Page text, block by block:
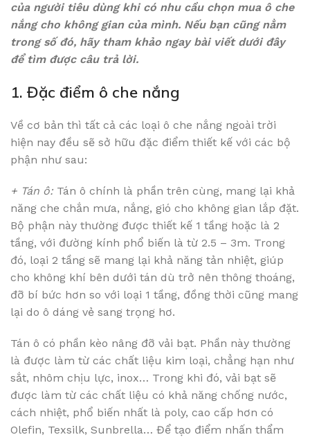
của người tiêu dùng khi có nhu cầu chọn mua ô che
nắng cho không gian của mình. Nếu bạn cũng nằm
trong số đó, hãy tham khảo ngay bài viết dưới đây
để tìm được câu trả lời.
1. Đặc điểm ô che nắng
Về cơ bản thì tất cả các loại ô che nắng ngoài trời
hiện nay đều sẽ sở hữu đặc điểm thiết kế với các bộ
phận như sau:
+ Tán ô: Tán ô chính là phần trên cùng, mang lại khả
năng che chắn mưa, nắng, gió cho không gian lắp đặt.
Bộ phận này thường được thiết kế 1 tầng hoặc là 2
tầng, với đường kính phổ biến là từ 2.5 – 3m. Trong
đó, loại 2 tầng sẽ mang lại khả năng tản nhiệt, giúp
cho không khí bên dưới tán dù trở nên thông thoáng,
đỡ bí bức hơn so với loại 1 tầng, đồng thời cũng mang
lại do ô dáng vẻ sang trọng hơ.
Tán ô có phần kèo nâng đỡ vải bạt. Phần này thường
là được làm từ các chất liệu kim loại, chẳng hạn như
sắt, nhôm chịu lực, inox… Trong khi đó, vải bạt sẽ
được làm từ các chất liệu có khả năng chống nước,
cách nhiệt, phổ biến nhất là poly, cao cấp hơn có
Olefin, Texsilk, Sunbrella… Để tạo điểm nhấn thẩm